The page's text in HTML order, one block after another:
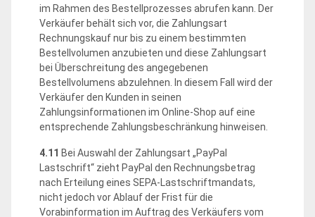
im Rahmen des Bestellprozesses abrufen kann. Der
Verkäufer behält sich vor, die Zahlungsart
Rechnungskauf nur bis zu einem bestimmten
Bestellvolumen anzubieten und diese Zahlungsart
bei Überschreitung des angegebenen
Bestellvolumens abzulehnen. In diesem Fall wird der
Verkäufer den Kunden in seinen
Zahlungsinformationen im Online-Shop auf eine
entsprechende Zahlungsbeschränkung hinweisen.
4.11 Bei Auswahl der Zahlungsart „PayPal
Lastschrift“ zieht PayPal den Rechnungsbetrag
nach Erteilung eines SEPA-Lastschriftmandats,
nicht jedoch vor Ablauf der Frist für die
Vorabinformation im Auftrag des Verkäufers vom